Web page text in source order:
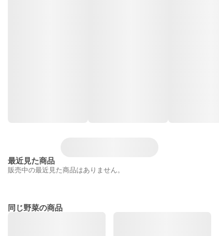
最近見た商品
販売中の最近見た商品はありません。
同じ野菜の商品